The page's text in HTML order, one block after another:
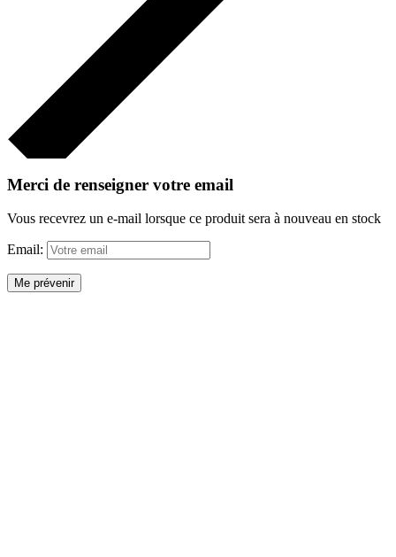
Merci de renseigner votre email
Vous recevrez un e-mail lorsque ce produit sera à nouveau en stock
Email:
Me prévenir